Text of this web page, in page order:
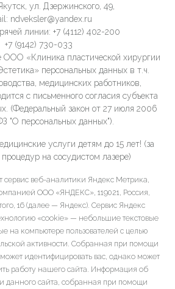
ул. Дзержинского, 49,
ndveksler@yandex.ru
линии: +7 (4112) 402-200
+7 (9142) 730-033
ООО «Клиника пластической хирургии
персональных данных в т.ч.
медицинских работников,
с письменного согласия субъекта
(Федеральный закон от 27 июля 2006
"О персональных данных").
услуги детям до 15 лет! (за
на сосудистом лазере)
сервис веб-аналитики Яндекс Метрика,
ООО «ЯНДЕКС», 119021, Россия,
16 (далее — Яндекс). Сервис Яндекс
«cookie» — небольшие текстовые
на компьютере пользователей с целью
активности. Собранная при помощи
идентифицировать вас, однако может
работу нашего сайта. Информация об
данного сайта, собранная при помощи